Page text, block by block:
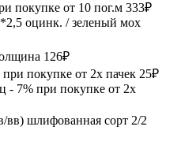
покупке от 10 пог.м 333₽
оцинк. / зеленый мох
126₽
покупке от 2х пачек 25₽
- 7% при покупке от 2х
вв) шлифованная сорт 2/2